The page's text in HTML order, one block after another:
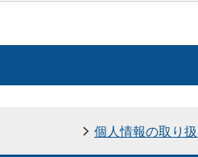
個人情報の取り